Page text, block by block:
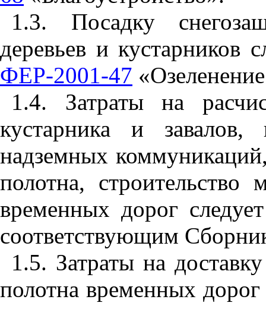
1.3. Посадку
деревьев и кустарников
ФЕР-2001-47 «
1.4. Затраты на
кустарника и завалов,
надземных
полотна,
временных дорог
соответствующим
1.5. Затраты на
полотна временных